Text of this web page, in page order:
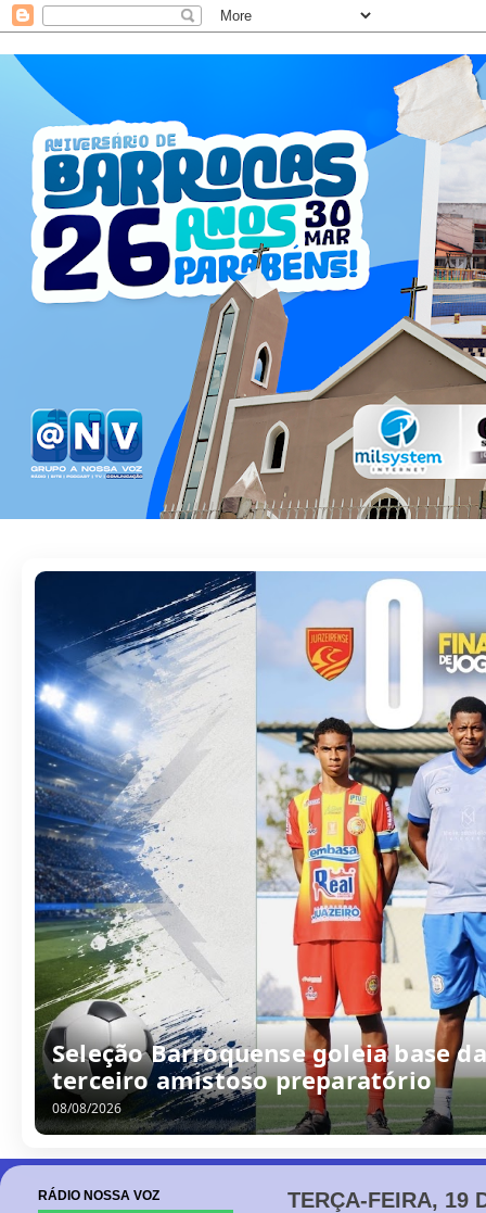
Seleção Barroquense goleia base
terceiro amistoso preparatório
08/08/2026
TERÇA-FEIRA, 19
RÁDIO NOSSA VOZ